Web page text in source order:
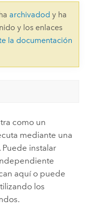
archivadod y ha
y los enlaces
la documentación
como un
mediante una
. Puede instalar
aquí o puede
los